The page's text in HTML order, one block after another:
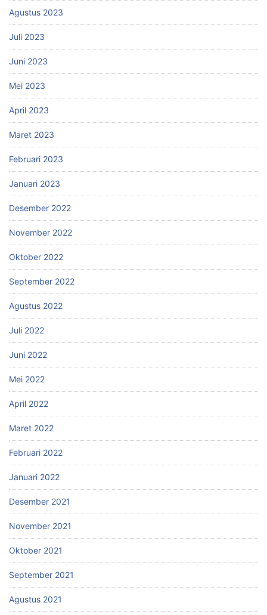
Agustus 2023
Juli 2023
Juni 2023
Mei 2023
April 2023
Maret 2023
Februari 2023
Januari 2023
Desember 2022
November 2022
Oktober 2022
September 2022
Agustus 2022
Juli 2022
Juni 2022
Mei 2022
April 2022
Maret 2022
Februari 2022
Januari 2022
Desember 2021
November 2021
Oktober 2021
September 2021
Agustus 2021